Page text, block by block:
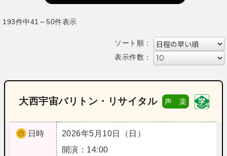
193件中41～50件表示
ソート順：
表示件数：
大西宇宙バリトン・リサイタル 声 楽
日時
2026年5月10日（日）
開演：14:00